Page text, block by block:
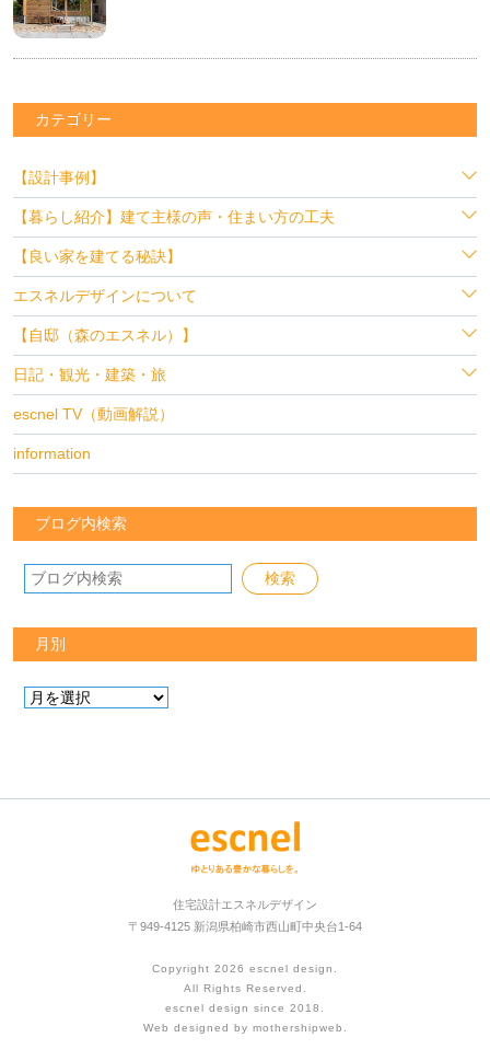
カテゴリー
【設計事例】
【暮らし紹介】建て主様の声・住まい方の工夫
【良い家を建てる秘訣】
エスネルデザインについて
【自邸（森のエスネル）】
日記・観光・建築・旅
escnel TV（動画解説）
information
ブログ内検索
月別
住宅設計エスネルデザイン
〒949-4125 新潟県柏崎市西山町中央台1-64
Copyright 2026 escnel design
All Rights Reserved.
escnel design since 2018.
Web designed by mothershipweb